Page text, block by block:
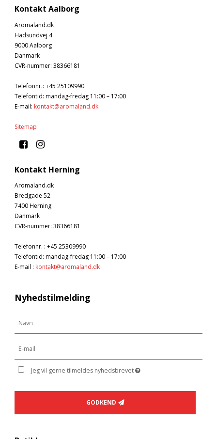
Kontakt Aalborg
Aromaland.dk
Hadsundvej 4
9000 Aalborg
Danmark
CVR-nummer: 38366181
Telefonnr.: +45 25109990
Telefontid: mandag-fredag 11:00 – 17:00
E-mail: kontakt@aromaland.dk
Sitemap
Kontakt Herning
Aromaland.dk
Bredgade 52
7400 Herning
Danmark
CVR-nummer: 38366181
Telefonnr. : +45 25309990
Telefontid: mandag-fredag 11:00 – 17:00
E-mail : kontakt@aromaland.dk
Nyhedstilmelding
Jeg vil gerne tilmeldes nyhedsbrevet
GODKEND